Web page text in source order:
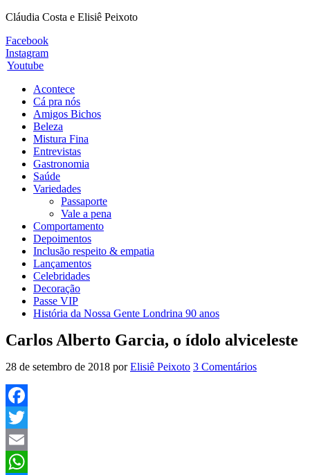
Cláudia Costa e Elisiê Peixoto
Facebook
Instagram
Youtube
Acontece
Cá pra nós
Amigos Bichos
Beleza
Mistura Fina
Entrevistas
Gastronomia
Saúde
Variedades
Passaporte
Vale a pena
Comportamento
Depoimentos
Inclusão respeito & empatia
Lançamentos
Celebridades
Decoração
Passe VIP
História da Nossa Gente Londrina 90 anos
Carlos Alberto Garcia, o ídolo alviceleste
28 de setembro de 2018 porElisiê Peixoto 3 Comentários
Facebook
Twitter
Email